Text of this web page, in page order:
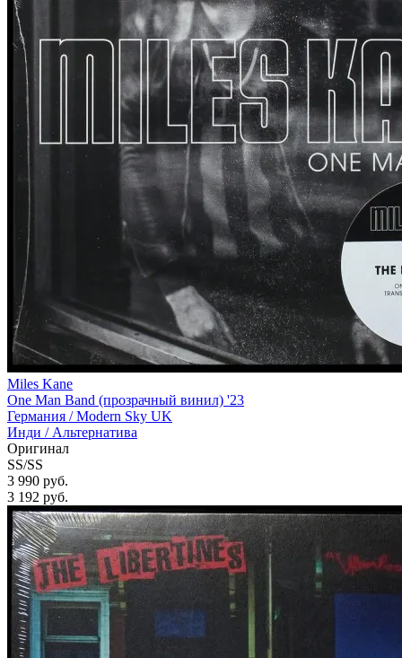
Miles Kane
One Man Band (прозрачный винил) '23
Германия /Modern Sky UK
Инди / Альтернатива
Оригинал
SS/SS
3 990 руб.
3 192 руб.